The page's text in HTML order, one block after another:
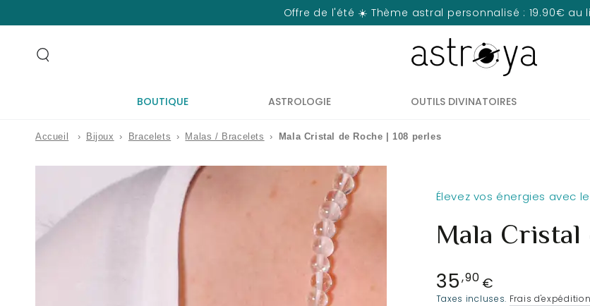
Offre de l'été ☀️ Thème astral personnalisé : 19.90€ au
BOUTIQUE ASTROLOGIE OUTILS DIVINATOIRES
Accueil › Bijoux › Bracelets › Malas / Bracelets › Mala Cristal de Roche | 108 perles
IGNORER LES
INFORMATIONS
SUR LE PRODUIT
Élevez vos énergies avec
Mala Cristal
Prix
normal
35,90 €
Taxes incluses. Frais d'expédition